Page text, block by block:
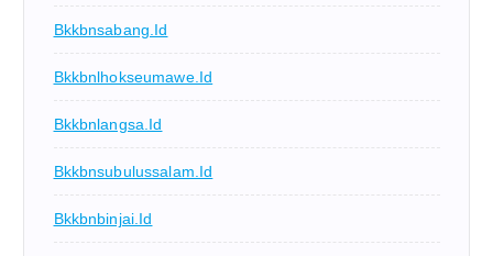
Bkkbnsabang.id
Bkkbnlhokseumawe.id
Bkkbnlangsa.id
Bkkbnsubulussalam.id
Bkkbnbinjai.id